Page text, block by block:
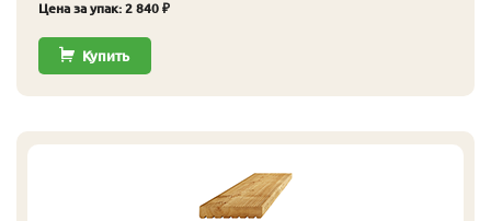
Цена за упак: 2 840 ₽
Купить